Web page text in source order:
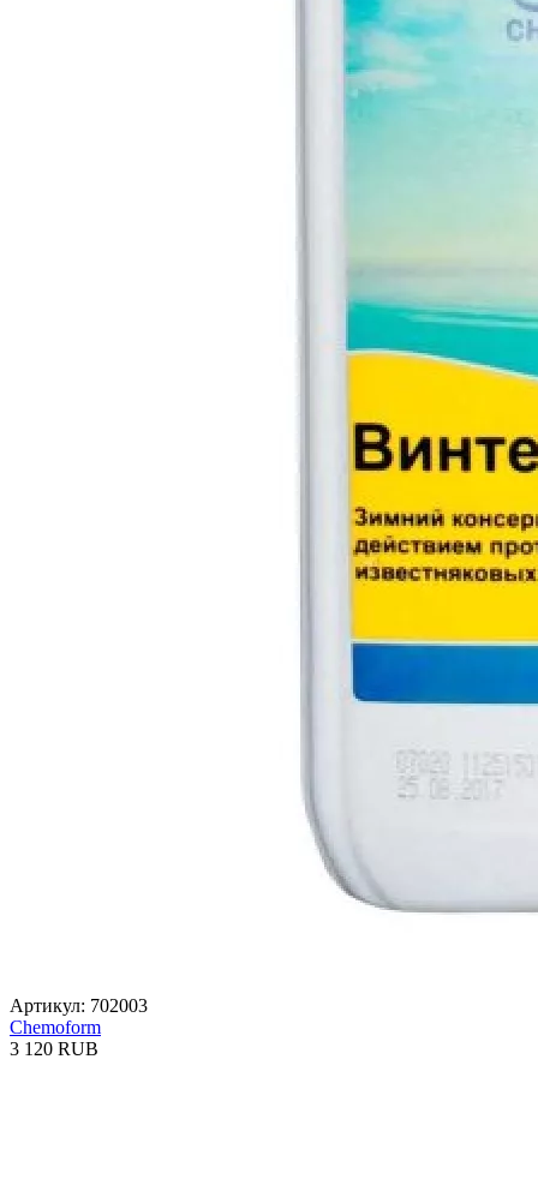
Артикул: 702003
Chemoform
3 120 RUB